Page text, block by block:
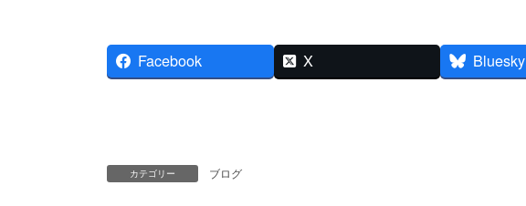
Facebook X Bluesky
カテゴリー ブログ